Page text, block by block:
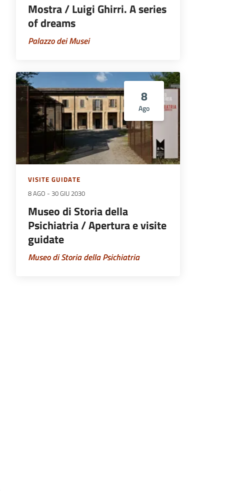
Mostra / Luigi Ghirri. A series
of dreams
Palazzo dei Musei
8
Ago
VISITE GUIDATE
8 AGO - 30 GIU 2030
Museo di Storia della
Psichiatria / Apertura e visite
guidate
Museo di Storia della Psichiatria